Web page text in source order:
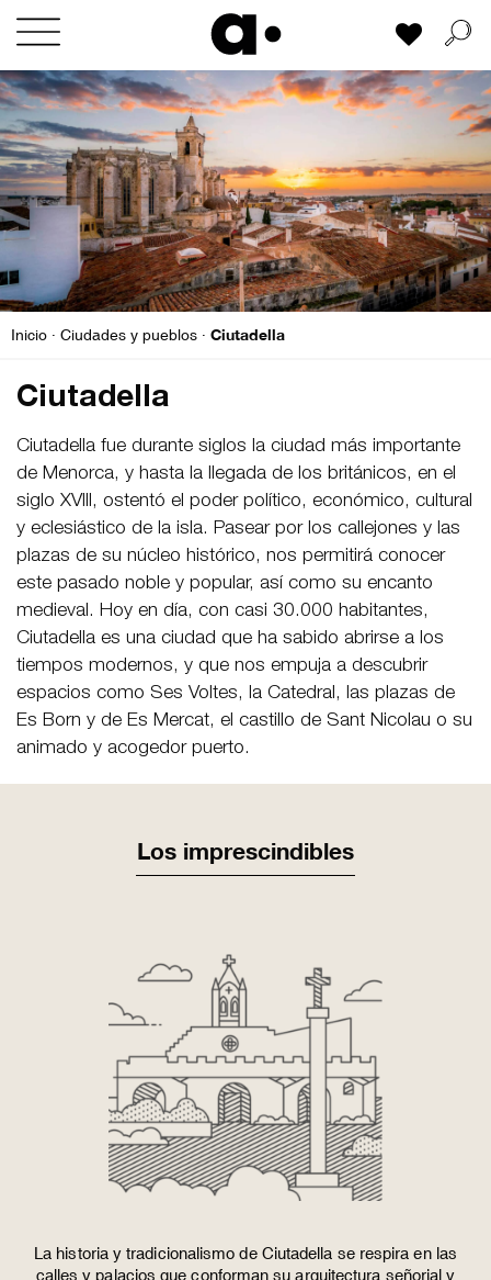
Skip
content
Mi lista
Inicio · Ciudades y pueblos · Ciutadella
Ciutadella
Ciutadella fue durante siglos la ciudad más importante
de Menorca, y hasta la llegada de los británicos, en el
siglo XVIII, ostentó el poder político, económico, cultural
y eclesiástico de la isla. Pasear por los callejones y las
plazas de su núcleo histórico, nos permitirá conocer
este pasado noble y popular, así como su encanto
medieval. Hoy en día, con casi 30.000 habitantes,
Ciutadella es una ciudad que ha sabido abrirse a los
tiempos modernos, y que nos empuja a descubrir
espacios como Ses Voltes, la Catedral, las plazas de
Es Born y de Es Mercat, el castillo de Sant Nicolau o su
animado y acogedor puerto.
Los imprescindibles
La historia y tradicionalismo de Ciutadella se respira en las
calles y palacios que conforman su arquitectura señorial y